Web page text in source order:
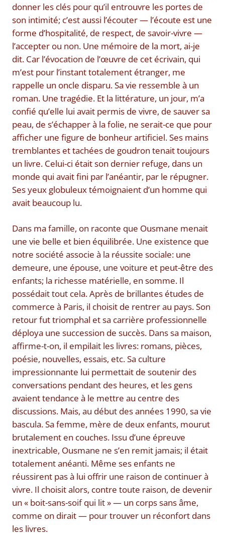
donner les clés pour qu’il entrouvre les portes de
son intimité; c’est aussi l’écouter — l’écoute est une
forme d’hospitalité, de respect, de savoir-vivre —
l’accepter ou non. Une mémoire de la mort, ai-je
dit. Car l’évocation de l’œuvre de cet écrivain, qui
m’est pour l’instant totalement étranger, me
rappelle un oncle disparu. Sa vie ressemble à un
roman. Une tragédie. Et la littérature, un jour, m’a
confié qu’elle lui avait permis de vivre, de sauver sa
peau, de s’échapper à la folie, ne serait-ce que pour
afficher une figure de bonheur artificiel. Ses mains
tremblantes et tachées de goudron tenait toujours
un livre. Celui-ci était son dernier refuge, dans un
monde qui avait fini par l’anéantir, par le répugner.
Ses yeux globuleux témoignaient d’un homme qui
avait beaucoup lu.
Dans ma famille, on raconte que Ousmane menait
une vie belle et bien équilibrée. Une existence que
notre société associe à la réussite sociale: une
demeure, une épouse, une voiture et peut-être des
enfants; la richesse matérielle, en somme. Il
possédait tout cela. Après de brillantes études de
commerce à Paris, il choisit de rentrer au pays. Son
retour fut triomphal et sa carrière professionnelle
déploya une succession de succès. Dans sa maison,
affirme-t-on, il empilait les livres: romans, pièces,
poésie, nouvelles, essais, etc. Sa culture
impressionnante lui permettait de soutenir des
conversations pendant des heures, et les gens
avaient tendance à le mettre au centre des
discussions. Mais, au début des années 1990, sa vie
bascula. Sa femme, mère de deux enfants, mourut
brutalement en couches. Issu d’une épreuve
inextricable, Ousmane ne s’en remit jamais; il était
totalement anéanti. Même ses enfants ne
réussirent pas à lui offrir une raison de continuer à
vivre. Il choisit alors, contre toute raison, de devenir
un « boit-sans-soif qui lit » — un corps sans âme,
comme on dirait — pour trouver un réconfort dans
les livres.